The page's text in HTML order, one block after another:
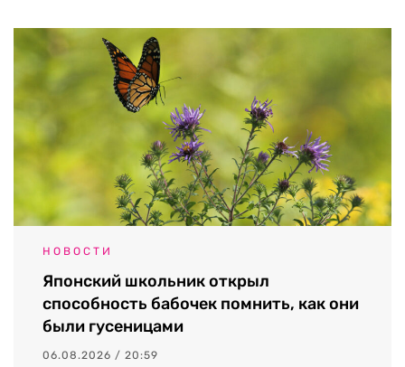
НОВОСТИ
Японский школьник открыл
способность бабочек помнить, как они
были гусеницами
06.08.2026 / 20:59